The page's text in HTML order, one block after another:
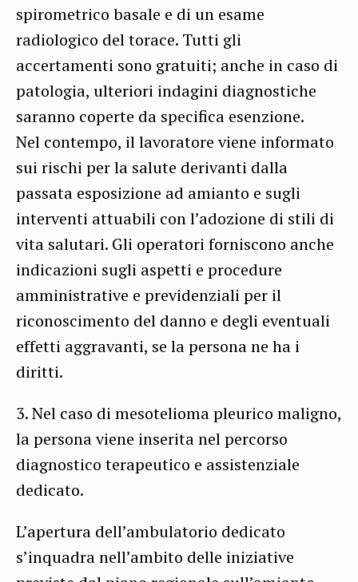
spirometrico basale e di un esame
radiologico del torace. Tutti gli
accertamenti sono gratuiti; anche in caso di
patologia, ulteriori indagini diagnostiche
saranno coperte da specifica esenzione.
Nel contempo, il lavoratore viene informato
sui rischi per la salute derivanti dalla
passata esposizione ad amianto e sugli
interventi attuabili con l’adozione di stili di
vita salutari. Gli operatori forniscono anche
indicazioni sugli aspetti e procedure
amministrative e previdenziali per il
riconoscimento del danno e degli eventuali
effetti aggravanti, se la persona ne ha i
diritti.
3. Nel caso di mesotelioma pleurico maligno,
la persona viene inserita nel percorso
diagnostico terapeutico e assistenziale
dedicato.
L’apertura dell’ambulatorio dedicato
s’inquadra nell’ambito delle iniziative